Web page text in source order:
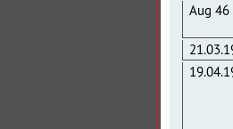
Aug 46